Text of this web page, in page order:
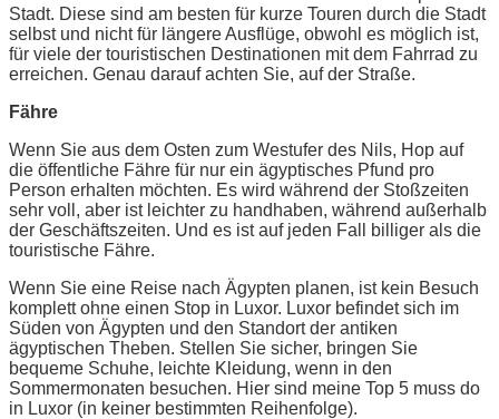
Stadt. Diese sind am besten für kurze Touren durch die Stadt
selbst und nicht für längere Ausflüge, obwohl es möglich ist,
für viele der touristischen Destinationen mit dem Fahrrad zu
erreichen. Genau darauf achten Sie, auf der Straße.
Fähre
Wenn Sie aus dem Osten zum Westufer des Nils, Hop auf
die öffentliche Fähre für nur ein ägyptisches Pfund pro
Person erhalten möchten. Es wird während der Stoßzeiten
sehr voll, aber ist leichter zu handhaben, während außerhalb
der Geschäftszeiten. Und es ist auf jeden Fall billiger als die
touristische Fähre.
Wenn Sie eine Reise nach Ägypten planen, ist kein Besuch
komplett ohne einen Stop in Luxor. Luxor befindet sich im
Süden von Ägypten und den Standort der antiken
ägyptischen Theben. Stellen Sie sicher, bringen Sie
bequeme Schuhe, leichte Kleidung, wenn in den
Sommermonaten besuchen. Hier sind meine Top 5 muss do
in Luxor (in keiner bestimmten Reihenfolge).